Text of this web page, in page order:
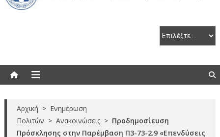
Αρχική > Ενημέρωση
Πολιτών > Ανακοινώσεις > Προδημοσίευση
Πρόσκλησης στην Παρέμβαση Π3-73-2.9 «Επενδύσεις